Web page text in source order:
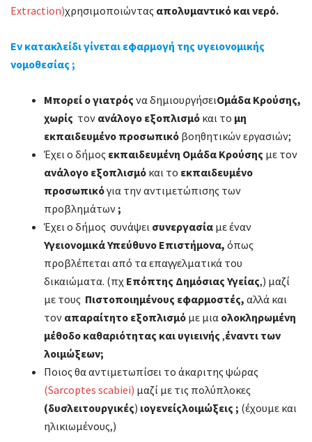
Extraction)χρησιμοποιώντας απολυμαντικό και νερό.
Εν κατακλείδιγίνεται εφαρμογή της υγειονομικής
νομοθεσίας ;
Μπορεί ογιατρός να δημιουργήσειΟμάδα Κρούσης,
χωρίς τον ανάλογο εξοπλισμό και το μη
εκπαιδευμένο προσωπικό βοηθητικών εργασιών;
Έχει ο δήμος εκπαιδευμένη Ομάδα Κρούσης με τον
ανάλογο εξοπλισμό και το εκπαιδευμένο
προσωπικόγια την αντιμετώπισης των
προβλημάτων ;
Έχει ο δήμος συνάψει συνεργασία με έναν
Υγειονομικά Υπεύθυνο Επιστήμονα, όπως
προβλέπεται από τα επαγγελματικά του
δικαιώματα. (πχ Επόπτης Δημόσιας Υγείας,) μαζί
με τους Πιστοποιημένους εφαρμοστές, αλλά και
τον απαραίτητο εξοπλισμό με μια ολοκληρωμένη
μέθοδο καθαριότητας και υγιεινής ,έναντι των
λοιμώξεων;
Ποιος θα αντιμετωπίσει το άκαριτης ψώρας
(Sarcoptes scabiei) μαζί με τις πολύπλοκες
(δυσλειτουργικές) ιογενείςλοιμώξεις ; (έχουμε και
ηλικιωμένους,)